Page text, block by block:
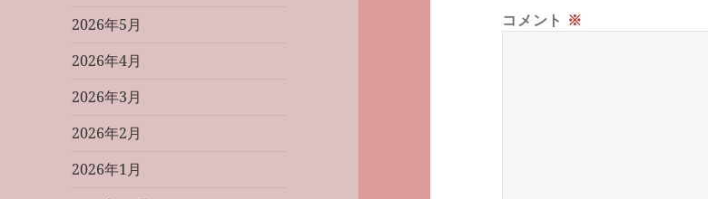
2026年5月
2026年4月
2026年3月
2026年2月
2026年1月
コメント ※